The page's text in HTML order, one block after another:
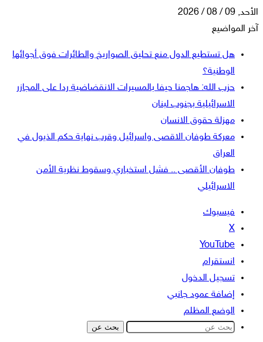
الأحد, 09 / 08 / 2026
آخر المواضيع
هل تستطيع الدول منع تحليق الصواريخ والطائرات فوق أجوائها
الوطنية؟
حزب الله: هاجمنا حيفا بالمسيرات الانقضاضية ردا على المجازر
الاسرائيلية بجنوب لبنان
مهزلة حقوق الانسان
معركة طوفان الاقصى واسرائيل وقرب نهاية حكم الذيول في
العراق
طوفان الأقصى .. فشل استخباري وسقوط نظرية الأمن
الاسرائيلي
فيسبوك
‫X
‫YouTube
انستقرام
تسجيل الدخول
إضافة عمود جانبي
الوضع المظلم
بحث عن